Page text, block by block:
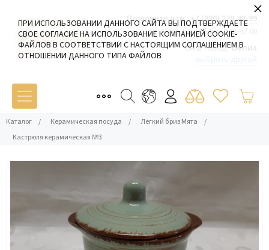
Позвоните нам: +7 (980) 379-42-99
Пн-Пт: 09:00 - 19:00 Сб-Вс: 10:00 - 17:00
Ваш город:Белиз
Каталог / Керамическая посуда / Легкий бриз Мята
/
Кастрюля керамическая №3
ПРИ ИСПОЛЬЗОВАНИИ ДАННОГО САЙТА ВЫ ПОДТВЕРЖДАЕТЕ
СВОЕ СОГЛАСИЕ НА ИСПОЛЬЗОВАНИЕ КОМПАНИЕЙ COOKIE-
ФАЙЛОВ В СООТВЕТСТВИИ С НАСТОЯЩИМ СОГЛАШЕНИЕМ В
ОТНОШЕНИИ ДАННОГО ТИПА ФАЙЛОВ
×